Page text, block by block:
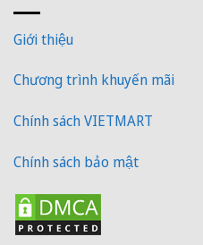
Giới thiệu
Chương trình khuyến mãi
Chính sách VIETMART
Chính sách bảo mật